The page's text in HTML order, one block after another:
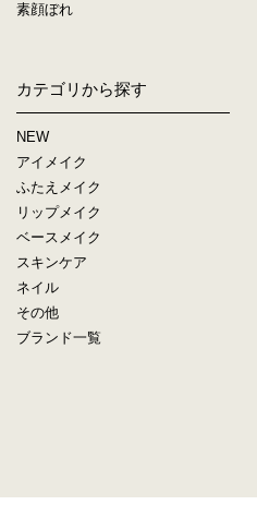
素顔ぼれ
カテゴリから探す
NEW
アイメイク
ふたえメイク
リップメイク
ベースメイク
スキンケア
ネイル
その他
ブランド一覧